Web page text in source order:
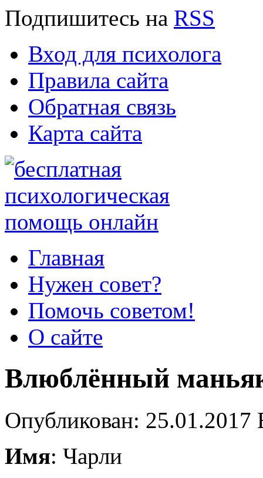
Подпишитесь на RSS
Вход для психолога
Правила сайта
Обратная связь
Карта сайта
Главная
Нужен совет?
Помочь советом!
О сайте
Влюблённый
Опубликован:
Имя: Чарли